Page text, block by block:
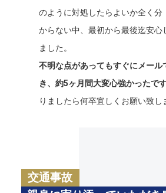
のように対処したらよいか全く分
からない中、最初から最後迄安心
ました。
不明な点があってもすぐにメール
き、約5ヶ月間大変心強かったです
りましたら何卒宜しくお願い致し
交通事故